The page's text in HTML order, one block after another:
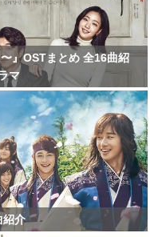
』OSTまとめ 全16曲紹
マ
紹介